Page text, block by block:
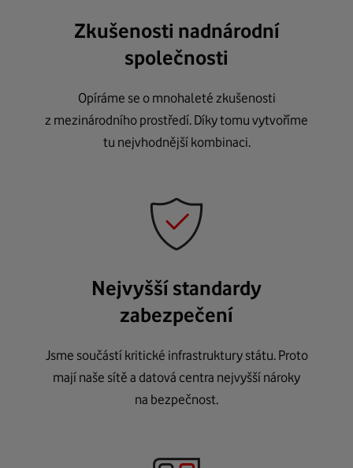
Zkušenosti nadnárodní
společnosti
Opíráme se o mnohaleté zkušenosti
z mezinárodního prostředí. Díky tomu vytvoříme
tu nejvhodnější kombinaci.
Nejvyšší standardy
zabezpečení
Jsme součástí kritické infrastruktury státu. Proto
mají naše sítě a datová centra nejvyšší nároky
na bezpečnost.